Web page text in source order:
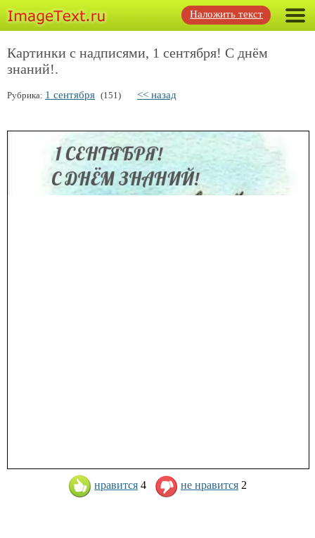
Наложить текст
Картинки с надписями, 1 сентября! С днём
знаний!.
Рубрика: 1 сентября (151) << назад
нравится 4 не нравится 2